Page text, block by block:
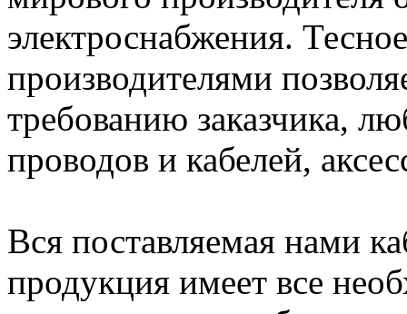
электроснабжения.
производителями
требованию заказчика,
проводов и кабелей,
Вся поставляемая нами
продукция имеет все